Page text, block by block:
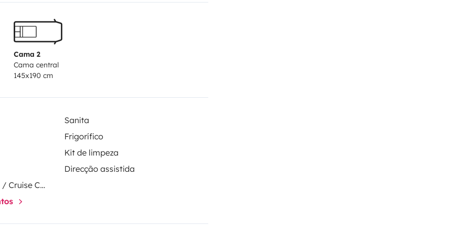
avec fauteuils pliants et 2
Cama 2
Cama central
145x190 cm
Sanita
Frigorífico
Kit de limpeza
Direcção assistida
Regulador de velocidade / Cruise Control